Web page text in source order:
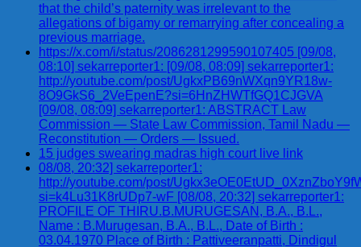
that the child’s paternity was irrelevant to the
allegations of bigamy or remarrying after concealing a
previous marriage.
https://x.com/i/status/2086281299590107405 [09/08,
08:10] sekarreporter1: [09/08, 08:09] sekarreporter1:
http://youtube.com/post/UgkxPB69nWXqn9YR18w-
8O9GkS6_2VeEpenE?si=6HnZHWTfGQ1CJGVA
[09/08, 08:09] sekarreporter1: ABSTRACT Law
Commission — State Law Commission, Tamil Nadu —
Reconstitution — Orders — Issued.
15 judges swearing madras high court live link
08/08, 20:32] sekarreporter1:
http://youtube.com/post/
si=k4Lu31K8rUDp7-wF [08/08, 20:32] sekarreporter1:
PROFILE OF THIRU.B.MURUGESAN, B.A., B.L.,
Name : B.Murugesan, B.A., B.L., Date of Birth :
03.04.1970 Place of Birth : Pattiveeranpatti, Dindigul